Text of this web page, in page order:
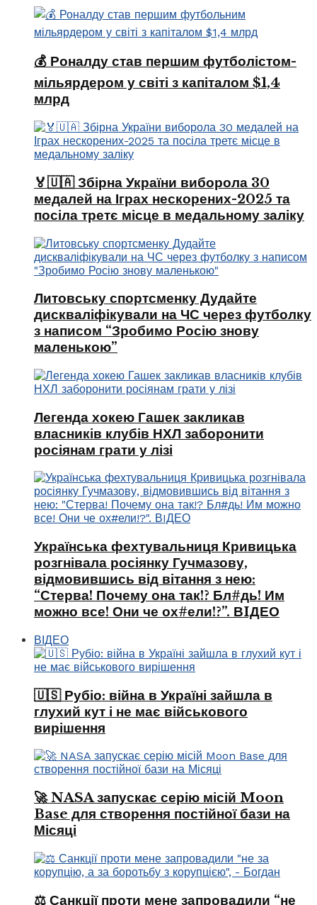
💰 Роналду став першим футболістом-
мільярдером у світі з капіталом $1,4
млрд
🏅🇺🇦 Збірна України виборола 30
медалей на Іграх нескорених-2025 та
посіла третє місце в медальному заліку
Литовську спортсменку Дудайте
дискваліфікували на ЧС через футболку
з написом “Зробимо Росію знову
маленькою”
Легенда хокею Гашек закликав
власників клубів НХЛ заборонити
росіянам грати у лізі
Українська фехтувальниця Кривицька
розгнівала росіянку Гучмазову,
відмовившись від вітання з нею:
“Стерва! Почему она так!? Бл#дь! Им
можно все! Они че ох#ели!?”. ВIДЕО
ВІДЕО
🇺🇸 Рубіо: війна в Україні зайшла в
глухий кут і не має військового
вирішення
🚀 NASA запускає серію місій Moon
Base для створення постійної бази на
Місяці
⚖️ Санкції проти мене запровадили “не